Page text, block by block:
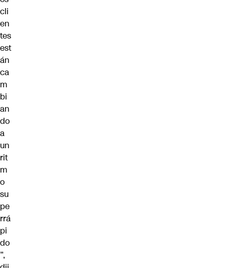
cli
en
tes
est
án
ca
m
bi
an
do
a
un
rit
m
o
su
pe
rrá
pi
do
”,